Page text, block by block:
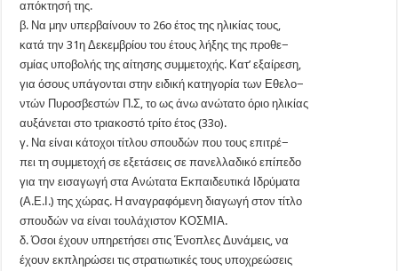
απόκτησή της.
β. Να μην υπερβαίνουν το 26ο έτος της ηλικίας τους,
κατά την 31η Δεκεμβρίου του έτους λήξης της προθε−
σμίας υποβολής της αίτησης συμμετοχής. Κατ’ εξαίρεση,
για όσους υπάγονται στην ειδική κατηγορία των Εθελο−
ντών Πυροσβεστών Π.Σ, το ως άνω ανώτατο όριο ηλικίας
αυξάνεται στο τριακοστό τρίτο έτος (33ο).
γ. Να είναι κάτοχοι τίτλου σπουδών που τους επιτρέ−
πει τη συμμετοχή σε εξετάσεις σε πανελλαδικό επίπεδο
για την εισαγωγή στα Ανώτατα Εκπαιδευτικά Ιδρύματα
(Α.Ε.Ι.) της χώρας. Η αναγραφόμενη διαγωγή στον τίτλο
σπουδών να είναι τουλάχιστον ΚΟΣΜΙΑ.
δ. Όσοι έχουν υπηρετήσει στις Ένοπλες Δυνάμεις, να
έχουν εκπληρώσει τις στρατιωτικές τους υποχρεώσεις